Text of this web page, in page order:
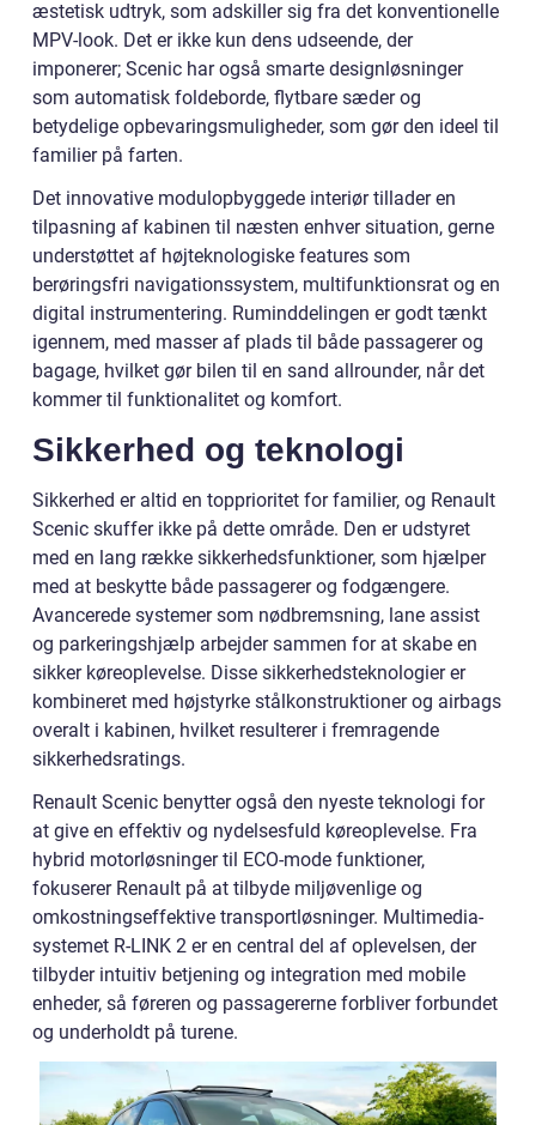
æstetisk udtryk, som adskiller sig fra det konventionelle
MPV-look. Det er ikke kun dens udseende, der
imponerer; Scenic har også smarte designløsninger
som automatisk foldeborde, flytbare sæder og
betydelige opbevaringsmuligheder, som gør den ideel til
familier på farten.
Det innovative modulopbyggede interiør tillader en
tilpasning af kabinen til næsten enhver situation, gerne
understøttet af højteknologiske features som
berøringsfri navigationssystem, multifunktionsrat og en
digital instrumentering. Ruminddelingen er godt tænkt
igennem, med masser af plads til både passagerer og
bagage, hvilket gør bilen til en sand allrounder, når det
kommer til funktionalitet og komfort.
Sikkerhed og teknologi
Sikkerhed er altid en topprioritet for familier, og Renault
Scenic skuffer ikke på dette område. Den er udstyret
med en lang række sikkerhedsfunktioner, som hjælper
med at beskytte både passagerer og fodgængere.
Avancerede systemer som nødbremsning, lane assist
og parkeringshjælp arbejder sammen for at skabe en
sikker køreoplevelse. Disse sikkerhedsteknologier er
kombineret med højstyrke stålkonstruktioner og airbags
overalt i kabinen, hvilket resulterer i fremragende
sikkerhedsratings.
Renault Scenic benytter også den nyeste teknologi for
at give en effektiv og nydelsesfuld køreoplevelse. Fra
hybrid motorløsninger til ECO-mode funktioner,
fokuserer Renault på at tilbyde miljøvenlige og
omkostningseffektive transportløsninger. Multimedia-
systemet R-LINK 2 er en central del af oplevelsen, der
tilbyder intuitiv betjening og integration med mobile
enheder, så føreren og passagererne forbliver forbundet
og underholdt på turene.